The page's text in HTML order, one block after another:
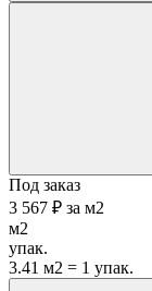
Под заказ
3 567 ₽ за м2
м2
упак.
3.41 м2 = 1 упак.